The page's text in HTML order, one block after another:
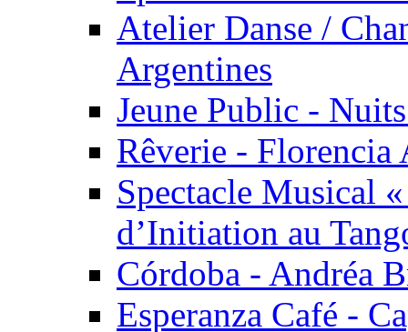
Atelier Danse /
Argentines
Jeune Public -
Rêverie - Florencia
Spectacle Musical
d’Initiation au
Córdoba - Andréa
Esperanza Café -